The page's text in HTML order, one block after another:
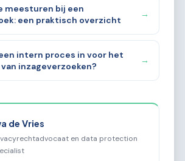
meesturen bij een
een praktisch overzicht
→
intern proces in voor het
inzageverzoeken?
→
de Vries
en data protection